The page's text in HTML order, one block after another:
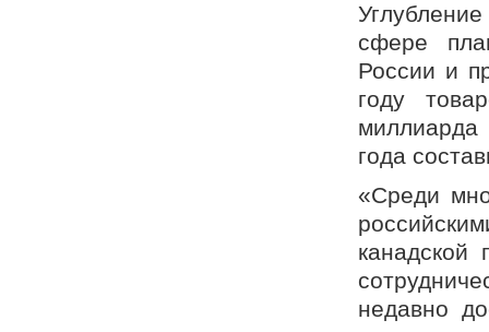
сфере
России и
году
миллиарда
года
«Среди
канадской
недавно